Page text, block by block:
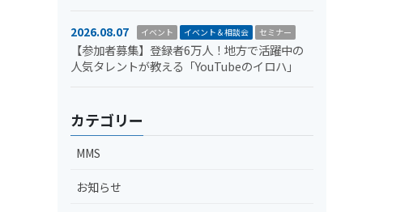
2026.08.07 イベント イベント＆相談会 セミナー
【参加者募集】登録者6万人！地方で活躍中の
人気タレントが教える「YouTubeのイロハ」
カテゴリー
MMS
お知らせ